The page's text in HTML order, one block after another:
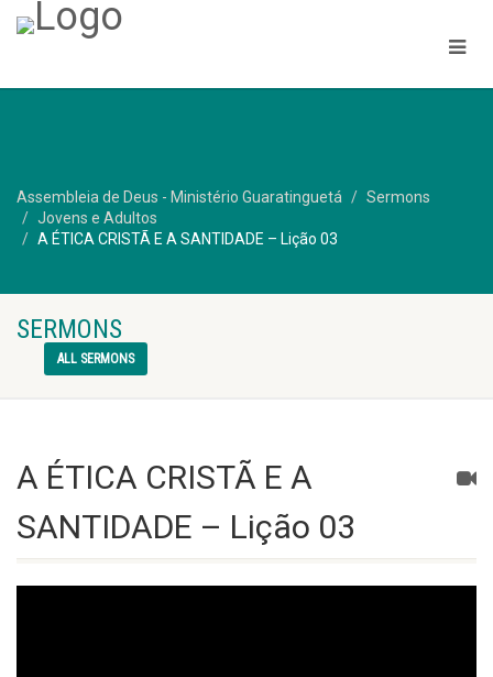
Assembleia de Deus - Ministério Guaratinguetá
Sermons
Jovens e Adultos
A ÉTICA CRISTÃ E A SANTIDADE – Lição 03
SERMONS
ALL SERMONS
A ÉTICA CRISTÃ E A
SANTIDADE – Lição 03